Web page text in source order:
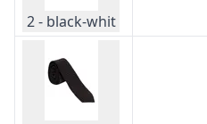
2 - black-whit